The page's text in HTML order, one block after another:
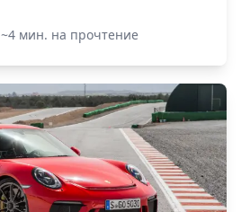
~4 мин. на прочтение